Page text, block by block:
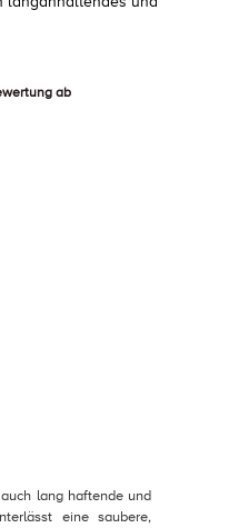
ab
lang haftende und
eine saubere,